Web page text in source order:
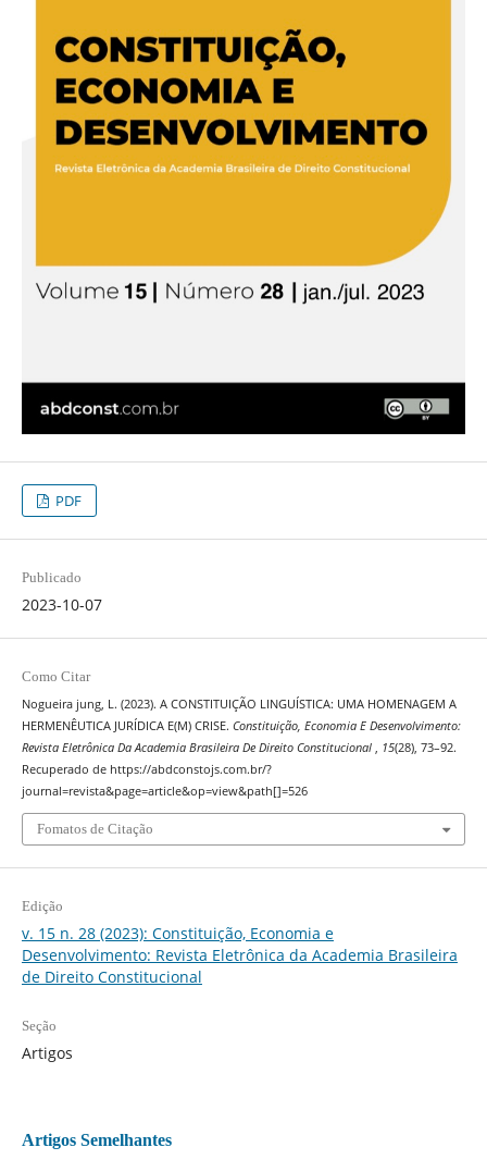
PDF
Publicado
2023-10-07
Como Citar
Nogueira jung, L. (2023). A CONSTITUIÇÃO LINGUÍSTICA: UMA HOMENAGEM A
HERMENÊUTICA JURÍDICA E(M) CRISE. Constituição, Economia E Desenvolvimento:
Revista Eletrônica Da Academia Brasileira De Direito Constitucional , 15(28), 73–92.
Recuperado de https://abdconstojs.com.br/?
journal=revista&page=article&op=view&path[]=526
Fomatos de Citação
Edição
v. 15 n. 28 (2023): Constituição, Economia e
Desenvolvimento: Revista Eletrônica da Academia Brasileira
de Direito Constitucional
Seção
Artigos
Artigos Semelhantes